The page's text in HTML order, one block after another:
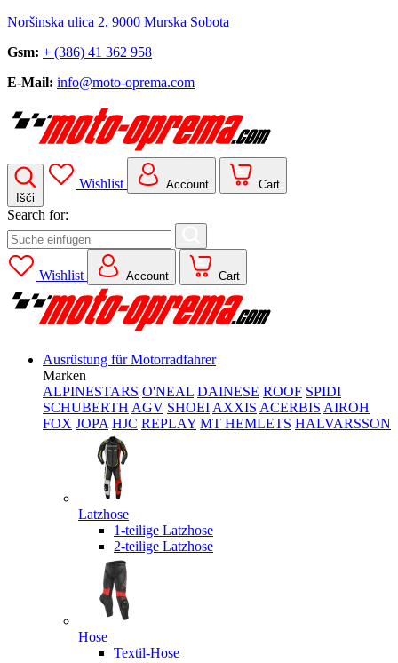
Noršinska ulica 2, 9000 Murska Sobota
Gsm: + (386) 41 362 958
E-Mail: info@moto-oprema.com
Išči
Wishlist Account Cart
Search for:
Wishlist Account Cart
Ausrüstung für Motorradfahrer
Marken
ALPINESTARS O'NEAL DAINESE ROOF SPIDI
SCHUBERTH AGV SHOEI AXXIS ACERBIS AIROH
FOX JOPA HJC REPLAY MT HEMLETS HALVARSSON
Latzhose
1-teilige Latzhose
2-teilige Latzhose
Hose
Textil-Hose